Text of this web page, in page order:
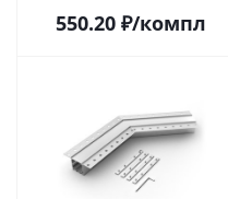
550.20 ₽/компл